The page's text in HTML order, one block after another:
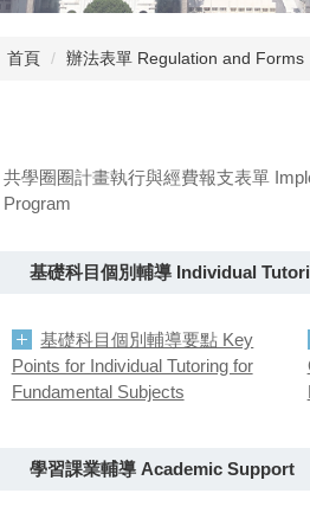
首頁 辦法表單 Regulation and Forms
共學圈圈計畫執行與經費報支表單
Program
基礎科目個別輔導 Individual
基礎科目個別輔導要點 Key
Points for Individual Tutoring for
Fundamental Subjects
學習課業輔導 Academic Support